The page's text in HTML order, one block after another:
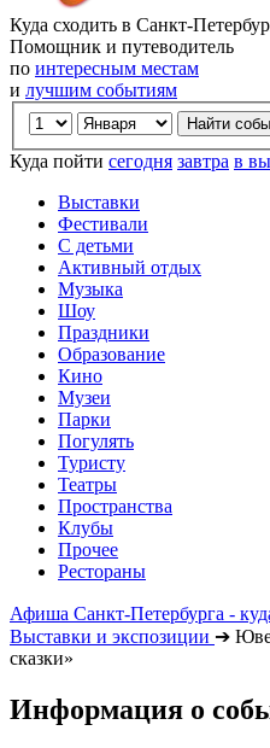
Куда сходить в Санкт-
Помощник и путеводитель
по интересным местам
и лучшим событиям
Куда пойти сегодня завтра в
Выставки
Фестивали
С детьми
Активный отдых
Музыка
Шоу
Праздники
Образование
Кино
Музеи
Парки
Погулять
Туристу
Театры
Пространства
Клубы
Прочее
Рестораны
Афиша Санкт-Петербурга -
Выставки и экспозиции ➔
сказки»
Информация о